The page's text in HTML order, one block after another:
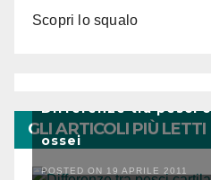
Scopri lo squalo
GLI ARTICOLI PIÙ LETTI
Differenze tra pesci
ossei
POSTED ON 19 APRILE 2011